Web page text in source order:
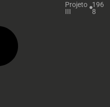
Projeto
III
196
8